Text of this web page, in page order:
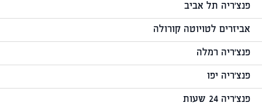
פנצ'ריה תל אביב
אביזרים לטויוטה קורולה
פנצ'ריה רמלה
פנצ'ריה יפו
פנצ'ריה 24 שעות